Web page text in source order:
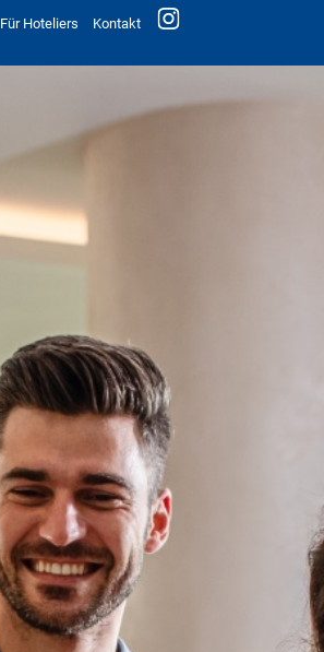
Für Hoteliers
Kontakt